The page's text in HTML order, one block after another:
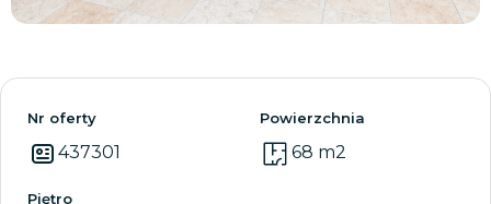
Nr oferty
437301
Powierzchnia
68 m2
Piętro